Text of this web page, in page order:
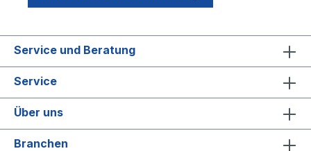
Service und Beratung
Service
Über uns
Branchen